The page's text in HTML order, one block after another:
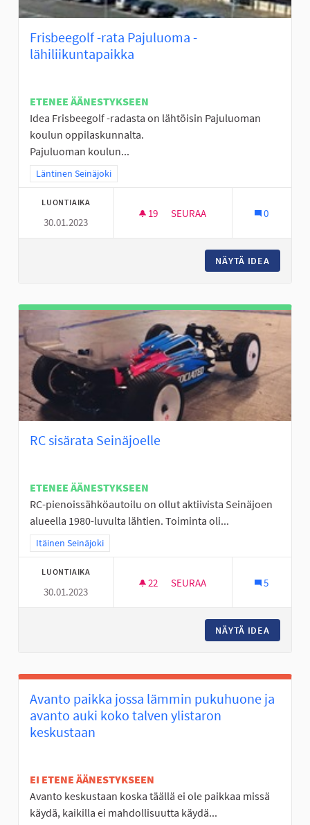
Frisbeegolf -rata Pajuluoma -
lähiliikuntapaikka
ETENEE ÄÄNESTYKSEEN
Idea Frisbeegolf -radasta on lähtöisin Pajuluoman
koulun oppilaskunnalta.
Pajuluoman koulun...
Rajaa tulokset teeman mukaan: Läntinen Seinäjoki
Läntinen Seinäjoki
LUONTIAIKA
30.01.2023
19 19 SEURAAJAA
SEURAA 0
NÄYTÄ IDEA
RC sisärata Seinäjoelle
ETENEE ÄÄNESTYKSEEN
RC-pienoissähköautoilu on ollut aktiivista Seinäjoen
alueella 1980-luvulta lähtien. Toiminta oli...
Rajaa tulokset teeman mukaan: Itäinen Seinäjoki
Itäinen Seinäjoki
LUONTIAIKA
30.01.2023
22 22 SEURAAJAA
SEURAA 5
NÄYTÄ IDEA
Avanto paikka jossa lämmin pukuhuone ja
avanto auki koko talven ylistaron
keskustaan
EI ETENE ÄÄNESTYKSEEN
Avanto keskustaan koska täällä ei ole paikkaa missä
käydä, kaikilla ei mahdollisuutta käydä...